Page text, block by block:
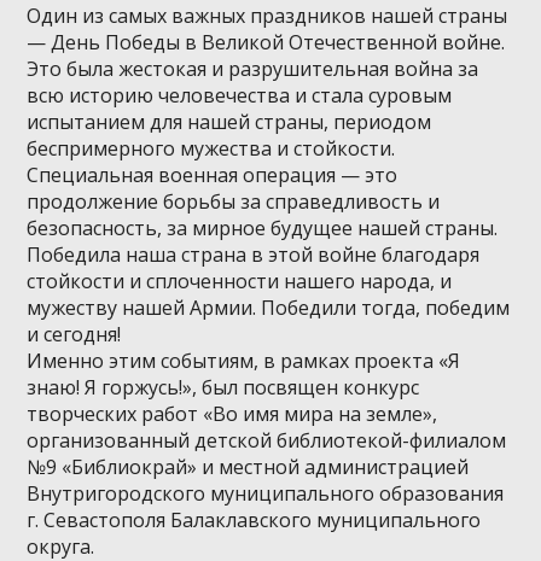
Один из самых важных праздников нашей страны
— День Победы в Великой Отечественной войне.
Это была жестокая и разрушительная война за
всю историю человечества и стала суровым
испытанием для нашей страны, периодом
беспримерного мужества и стойкости.
Специальная военная операция — это
продолжение борьбы за справедливость и
безопасность, за мирное будущее нашей страны.
Победила наша страна в этой войне благодаря
стойкости и сплоченности нашего народа, и
мужеству нашей Армии. Победили тогда, победим
и сегодня!
Именно этим событиям, в рамках проекта «Я
знаю! Я горжусь!», был посвящен конкурс
творческих работ «Во имя мира на земле»,
организованный детской библиотекой-филиалом
№9 «Библиокрай» и местной администрацией
Внутригородского муниципального образования
г. Севастополя Балаклавского муниципального
округа.